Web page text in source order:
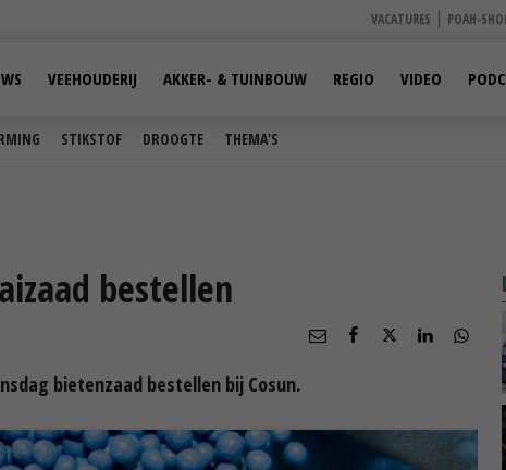
VACATURES POAH-
STIKSTOF DROOGTE THEMA'S
VEEHOUDERIJ AKKER- & TUINBOUW REGIO VIDEO
bestellen
bietenzaad bestellen bij Cosun.